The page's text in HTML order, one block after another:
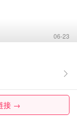
06-23
接 →